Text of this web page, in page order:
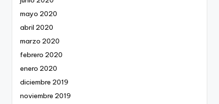
mayo 2020
abril 2020
marzo 2020
febrero 2020
enero 2020
diciembre 2019
noviembre 2019